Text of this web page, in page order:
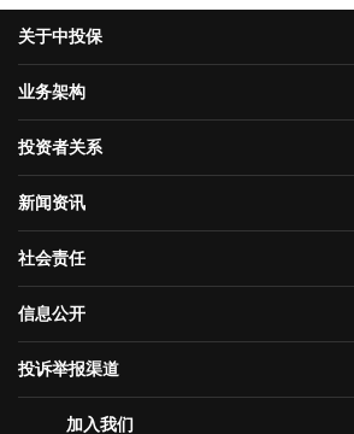
关于中投保
业务架构
投资者关系
新闻资讯
社会责任
信息公开
投诉举报渠道
加入我们